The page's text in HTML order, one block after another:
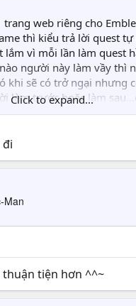
trang web riêng cho
thì kiểu trả lời quest tự
lắm vì mỗi lần làm quest
người này làm vầy thì
khi sẽ có trở ngại nhưng
làm trước hoặc làm
trước sẽ có side quest
sau có side quest...
bạn thử dò la các
mà có thể bảo toàn side
Fox ok cái rụp liền!
side quest mà lúc nào
thuốc. Bạn lên núi Rock
sẽ sẵn dịp nhờ bạn
Click to expand...
đi
Man
tiện hơn ^^~